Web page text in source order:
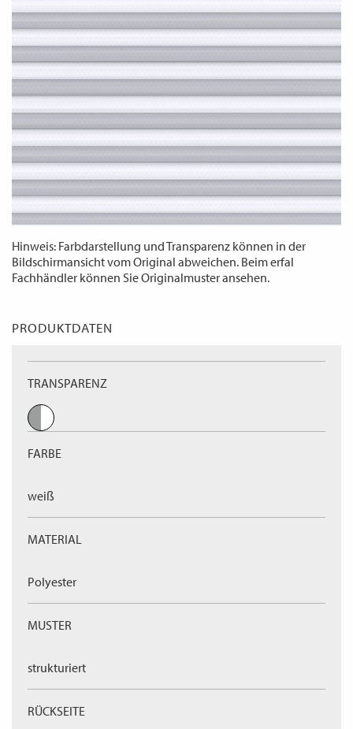
WECHSELN
DE
Hinweis: Farbdarstellung und Transparenz können in der
Bildschirmansicht vom Original abweichen. Beim erfal
Fachhändler können Sie Originalmuster ansehen.
PRODUKTDATEN
TRANSPARENZ
FARBE
weiß
MATERIAL
Polyester
MUSTER
strukturiert
RÜCKSEITE